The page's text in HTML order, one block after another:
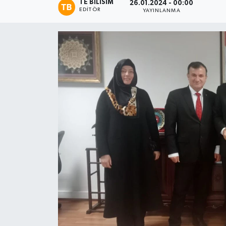
TE BILISIM
EDITÖR
26.01.2024 - 00:00
YAYINLANMA
Magazin
Etkinlikler